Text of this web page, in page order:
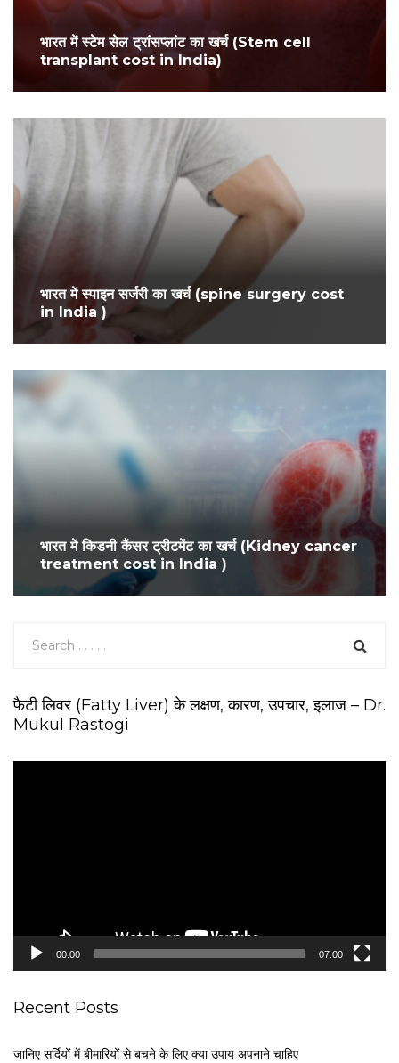
भारत में स्टेम सेल ट्रांसप्लांट का खर्च (Stem cell
transplant cost in India)
भारत में स्पाइन सर्जरी का खर्च (spine surgery cost
in India )
भारत में किडनी कैंसर ट्रीटमेंट का खर्च (Kidney cancer
treatment cost in India )
फैटी लिवर (Fatty Liver) के लक्षण, कारण, उपचार, इलाज – Dr.
Mukul Rastogi
00:00 07:00
Recent Posts
जानिए सर्दियों में बीमारियों से बचने के लिए क्या उपाय अपनाने चाहिए